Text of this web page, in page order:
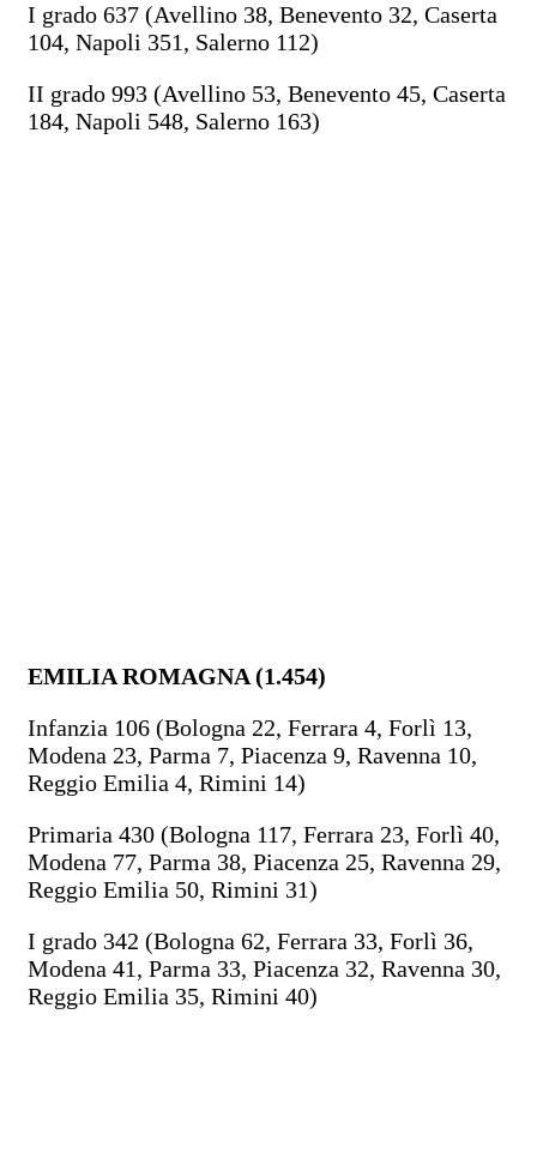
I grado 637 (Avellino 38, Benevento 32, Caserta
104, Napoli 351, Salerno 112)
II grado 993 (Avellino 53, Benevento 45, Caserta
184, Napoli 548, Salerno 163)
EMILIA ROMAGNA (1.454)
Infanzia 106 (Bologna 22, Ferrara 4, Forlì 13,
Modena 23, Parma 7, Piacenza 9, Ravenna 10,
Reggio Emilia 4, Rimini 14)
Primaria 430 (Bologna 117, Ferrara 23, Forlì 40,
Modena 77, Parma 38, Piacenza 25, Ravenna 29,
Reggio Emilia 50, Rimini 31)
I grado 342 (Bologna 62, Ferrara 33, Forlì 36,
Modena 41, Parma 33, Piacenza 32, Ravenna 30,
Reggio Emilia 35, Rimini 40)